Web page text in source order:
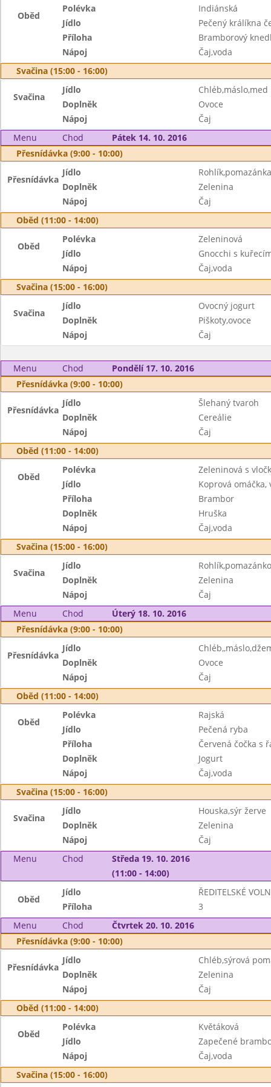
Oběd
Polévka
Indiánská
Jídlo
Pečený králíkna
Příloha
Bramborový
Nápoj
Čaj,voda
Svačina (15:00 - 16:00)
Svačina
Jídlo
Chléb,máslo,med
Doplněk
Ovoce
Nápoj
Čaj
Menu
Chod
Pátek 14. 10. 2016
Přesnídávka (9:00 - 10:00)
Přesnídávka
Jídlo
Doplněk
Zelenina
Nápoj
Čaj
Oběd (11:00 - 14:00)
Oběd
Polévka
Zeleninová
Jídlo
Gnocchi s
Nápoj
Čaj,voda
Svačina (15:00 - 16:00)
Svačina
Jídlo
Ovocný jogurt
Doplněk
Piškoty,ovoce
Nápoj
Čaj
Menu Chod
Pondělí 17. 10. 2016
Přesnídávka (9:00 - 10:00)
Přesnídávka
Jídlo
Šlehaný tvaroh
Doplněk
Cereálie
Nápoj
Čaj
Oběd (11:00 - 14:00)
Oběd
Polévka
Zeleninová s
Jídlo
Koprová omáčka,
Příloha
Brambor
Doplněk
Hruška
Nápoj
Čaj,voda
Svačina (15:00 - 16:00)
Svačina
Jídlo
Doplněk
Zelenina
Nápoj
Čaj
Menu
Chod
Úterý 18. 10. 2016
Přesnídávka (9:00 - 10:00)
Přesnídávka
Jídlo
Doplněk
Ovoce
Nápoj
Čaj
Oběd (11:00 - 14:00)
Oběd
Polévka
Rajská
Jídlo
Pečená ryba
Příloha
Červená čočka s
Doplněk
Jogurt
Nápoj
Čaj,voda
Svačina (15:00 - 16:00)
Svačina
Jídlo
Houska,sýr žerve
Doplněk
Zelenina
Nápoj
Čaj
Menu
Chod
Středa 19. 10. 2016
(11:00 - 14:00)
Oběd
Jídlo
ŘEDITELSKÉ
Příloha
3
Menu
Chod
Čtvrtek 20. 10. 2016
Přesnídávka (9:00 - 10:00)
Přesnídávka
Jídlo
Chléb,sýrová
Doplněk
Zelenina
Nápoj
Čaj
Oběd (11:00 - 14:00)
Oběd
Polévka
Květáková
Jídlo
Zapečené
Nápoj
Čaj,voda
Svačina (15:00 - 16:00)